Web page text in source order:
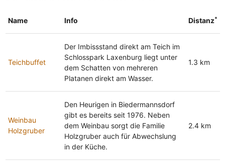
Name Info Distanz*
Teichbuffet
Der Imbissstand direkt am Teich im
Schlosspark Laxenburg liegt unter
dem Schatten von mehreren
Platanen direkt am Wasser.
1.3 km
Weinbau
Holzgruber
Den Heurigen in Biedermannsdorf
gibt es bereits seit 1976. Neben
dem Weinbau sorgt die Familie
Holzgruber auch für Abwechslung
in der Küche.
2.4 km